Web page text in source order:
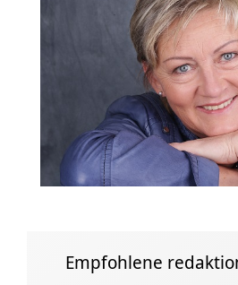
Empfohlene